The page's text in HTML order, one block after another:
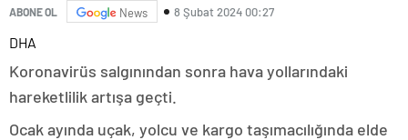
ABONE OL News 8 Şubat 2024 00:27
DHA
Koronavirüs salgınından sonra hava yollarındaki
hareketlilik artışa geçti.
Ocak ayında uçak, yolcu ve kargo taşımacılığında elde